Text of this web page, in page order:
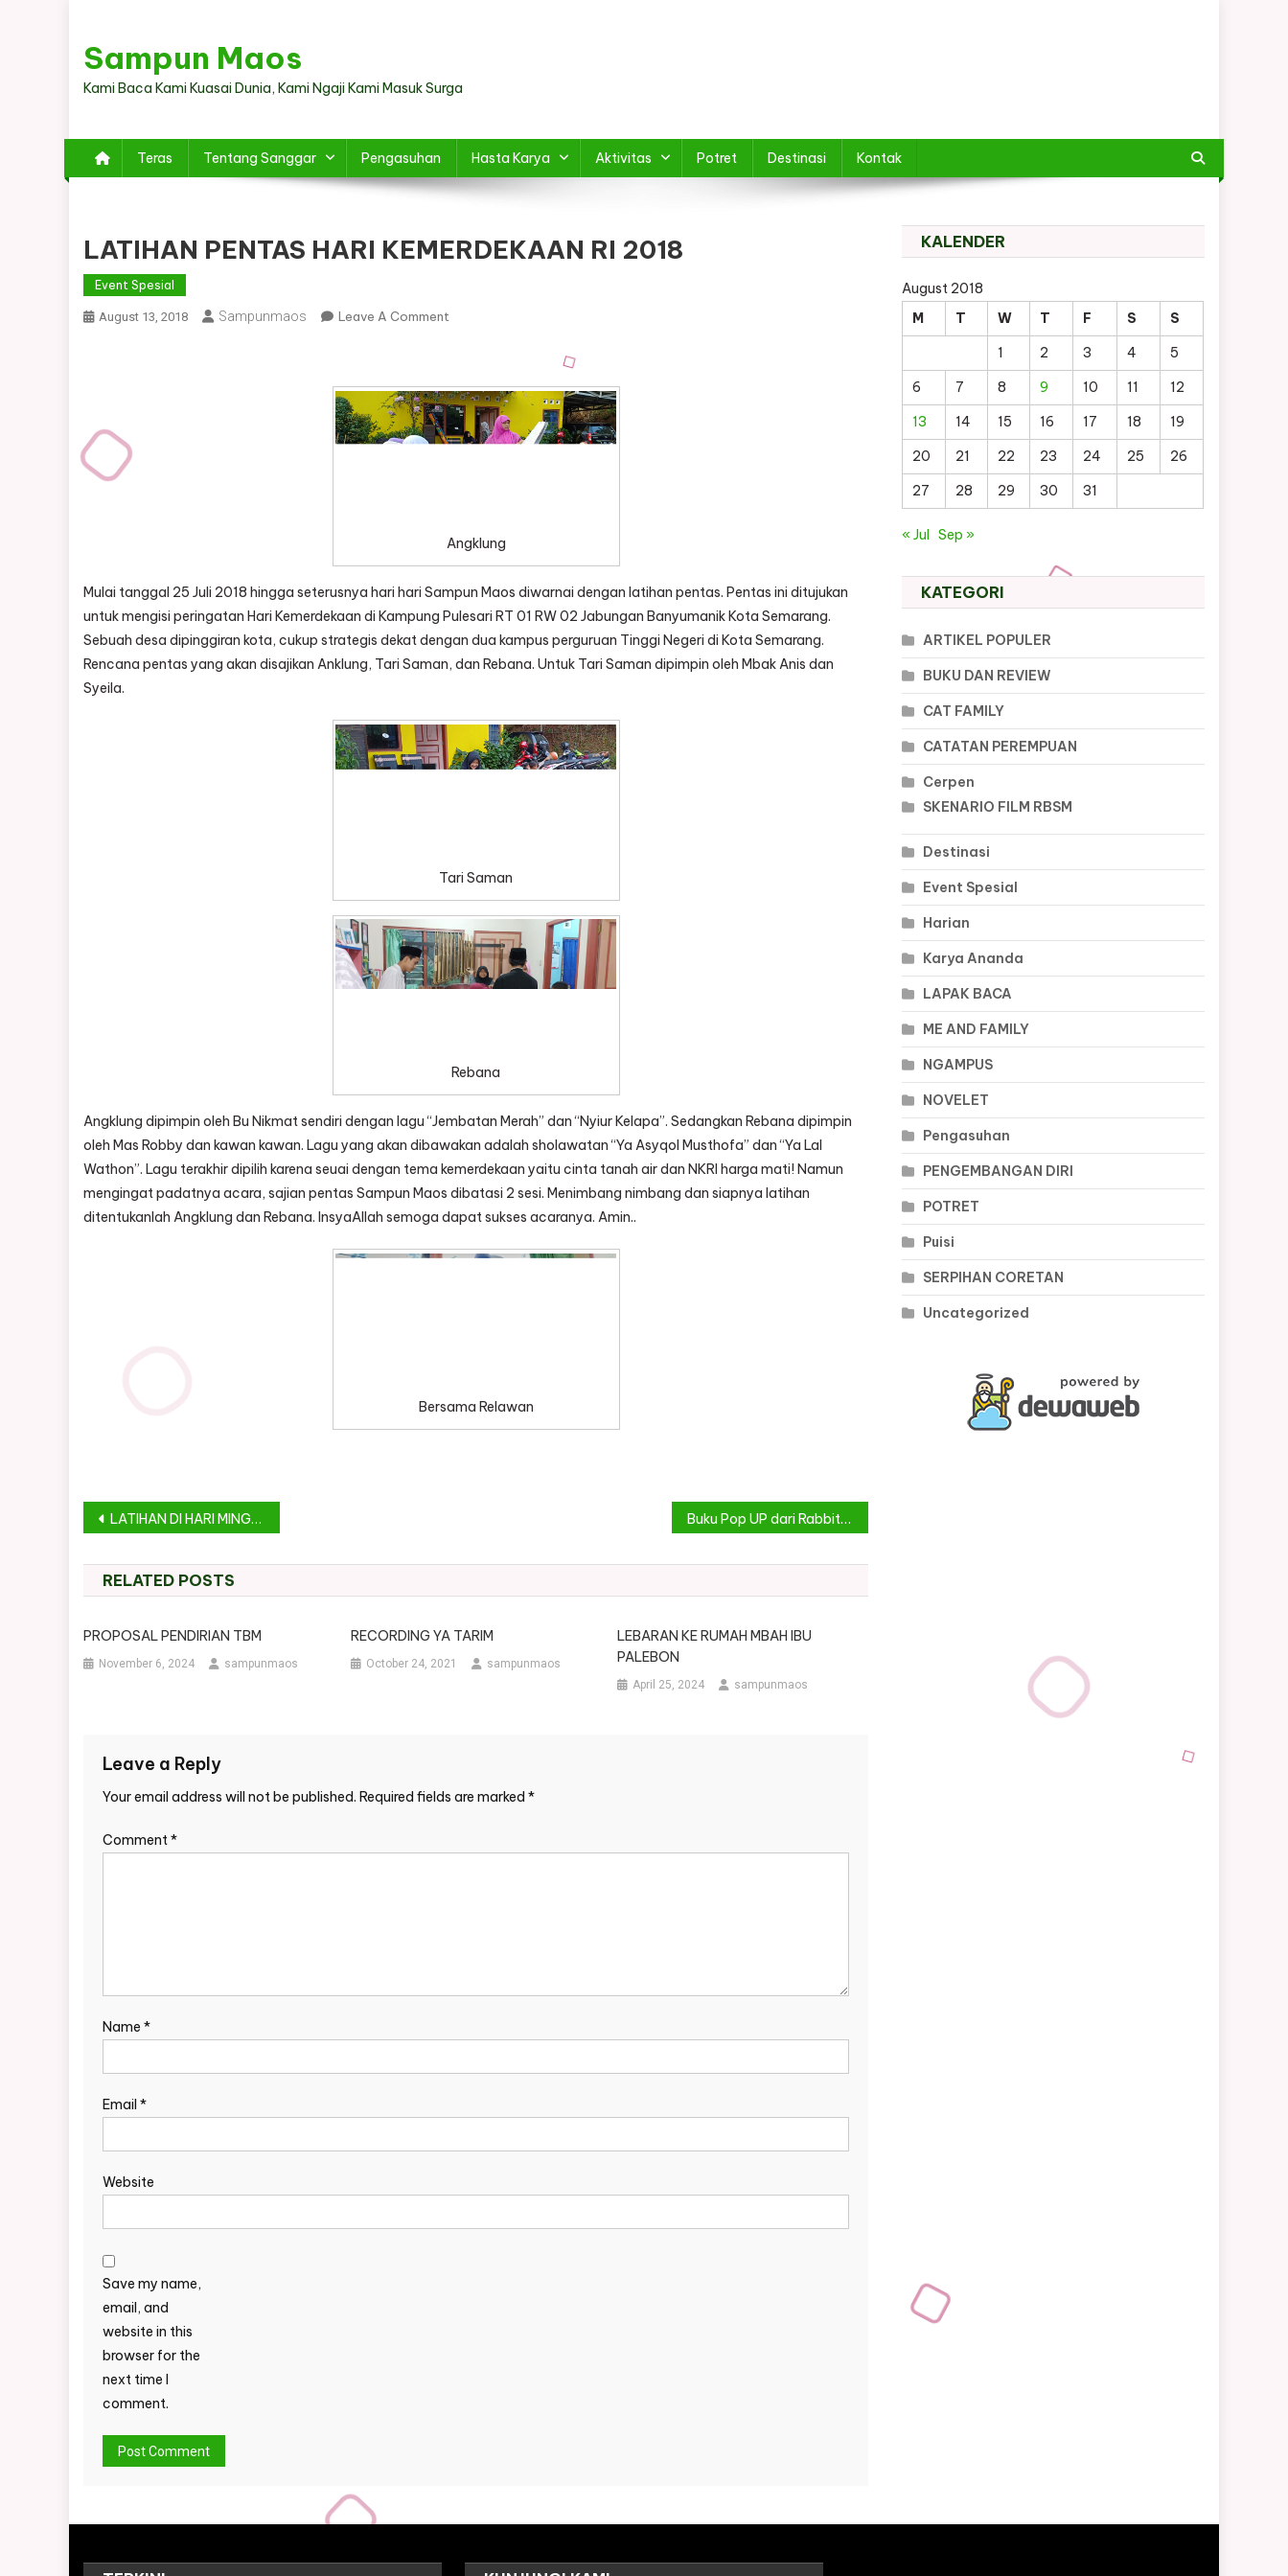
content
Sampun Maos
Kami Baca Kami Kuasai Dunia, Kami Ngaji Kami Masuk Surga
Teras Tentang Sanggar Pengasuhan Hasta Karya Aktivitas Potret Destinasi Kontak
LATIHAN PENTAS HARI KEMERDEKAAN RI 2018
Event Spesial
August 13, 2018 Sampunmaos Leave A Comment
KEMERDEKAAN
RI
2018
Angklung
Mulai tanggal 25 Juli 2018 hingga seterusnya hari hari Sampun Maos diwarnai dengan latihan pentas. Pentas ini ditujukan
untuk mengisi peringatan Hari Kemerdekaan di Kampung Pulesari RT 01 RW 02 Jabungan Banyumanik Kota Semarang.
Sebuah desa dipinggiran kota, cukup strategis dekat dengan dua kampus perguruan Tinggi Negeri di Kota Semarang.
Rencana pentas yang akan disajikan Anklung, Tari Saman, dan Rebana. Untuk Tari Saman dipimpin oleh Mbak Anis dan
Syeila.
Tari Saman
Rebana
Angklung dipimpin oleh Bu Nikmat sendiri dengan lagu “Jembatan Merah” dan “Nyiur Kelapa”. Sedangkan Rebana dipimpin
oleh Mas Robby dan kawan kawan. Lagu yang akan dibawakan adalah sholawatan “Ya Asyqol Musthofa” dan “Ya Lal
Wathon”. Lagu terakhir dipilih karena seuai dengan tema kemerdekaan yaitu cinta tanah air dan NKRI harga mati! Namun
mengingat padatnya acara, sajian pentas Sampun Maos dibatasi 2 sesi. Menimbang nimbang dan siapnya latihan
ditentukanlah Angklung dan Rebana. InsyaAllah semoga dapat sukses acaranya. Amin..
Bersama Relawan
Post
navigation
LATIHAN DI HARI MINGGU 22 JULI 2018 Buku Pop UP dari Rabbit hole
RELATED POSTS
PROPOSAL PENDIRIAN TBM
November 6, 2024 sampunmaos
RECORDING YA TARIM
October 24, 2021 sampunmaos
LEBARAN KE RUMAH MBAH IBU
PALEBON
April 25, 2024 sampunmaos
Leave a Reply
Your email address will not be published. Required fields are marked *
Comment*
Name *
Email *
Website
Save my name,
email, and
website in this
browser for the
next time I
comment.
KALENDER
August 2018
M
T W T F S
S
1
2 3 4
5
6
7 8 9 10 11
12
13
14 15 16 17 18
19
20
21 22 23 24 25
26
27
28 29 30 31
« Jul Sep »
KATEGORI
ARTIKEL POPULER
BUKU DAN REVIEW
CAT FAMILY
CATATAN PEREMPUAN
Cerpen
SKENARIO FILM RBSM
Destinasi
Event Spesial
Harian
Karya Ananda
LAPAK BACA
ME AND FAMILY
NGAMPUS
NOVELET
Pengasuhan
PENGEMBANGAN DIRI
POTRET
Puisi
SERPIHAN CORETAN
Uncategorized